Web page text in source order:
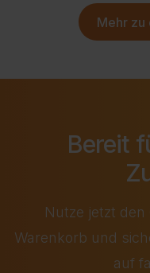
Mehr zu
Bereit
Nutze jetzt den
Warenkorb und
auf